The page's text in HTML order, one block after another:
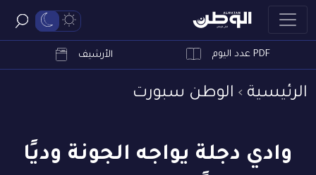
PDF عدد اليوم الأرشيف
الرئيسية الوطن سبورت
وادي دجلة يواجه الجونة وديًا